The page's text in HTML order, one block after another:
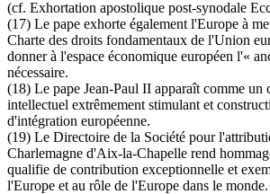
(cf. Exhortation apostolique post-synodale
(17) Le pape exhorte également l'Europe à
Charte des droits fondamentaux de l'Union
donner à l'espace économique européen l'«
nécessaire.
(18) Le pape Jean-Paul II apparaît comme un
intellectuel extrêmement stimulant et
d'intégration européenne.
(19) Le Directoire de la Société pour
Charlemagne d'Aix-la-Chapelle rend
qualifie de contribution exceptionnelle et
l'Europe et au rôle de l'Europe dans le monde.